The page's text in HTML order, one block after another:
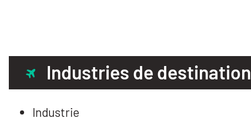
Industries de destination
Industrie